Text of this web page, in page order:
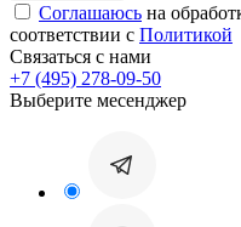
Соглашаюсь на
соответствии с Политикой
Связаться с нами
+7 (495) 278-09-50
Выберите месенджер